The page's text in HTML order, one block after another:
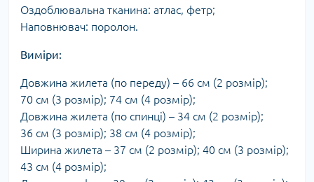
Оздоблювальна тканина: атлас, фетр;
Наповнювач: поролон.
Виміри:
Довжина жилета (по переду) – 66 см (2 розмір);
70 см (3 розмір); 74 см (4 розмір);
Довжина жилета (по спинці) – 34 см (2 розмір);
36 см (3 розмір); 38 см (4 розмір);
Ширина жилета – 37 см (2 розмір); 40 см (3 розмір);
43 см (4 розмір);